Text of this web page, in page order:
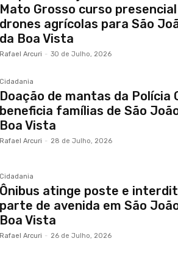
Mato Grosso curso
drones agrícolas para São
da Boa Vista
Rafael Arcuri - 30 de Julho, 2026
Cidadania
Doação de mantas da Polícia
beneficia famílias de São
Boa Vista
Rafael Arcuri - 28 de Julho, 2026
Cidadania
Ônibus atinge poste e
parte de avenida em São
Boa Vista
Rafael Arcuri - 26 de Julho, 2026